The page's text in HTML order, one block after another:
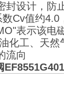
封设计，防
Cv值约4.0
表示该电
化工、天
流向